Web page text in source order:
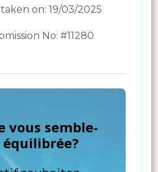
on: 19/03/2025
No: #11280
vous semble-